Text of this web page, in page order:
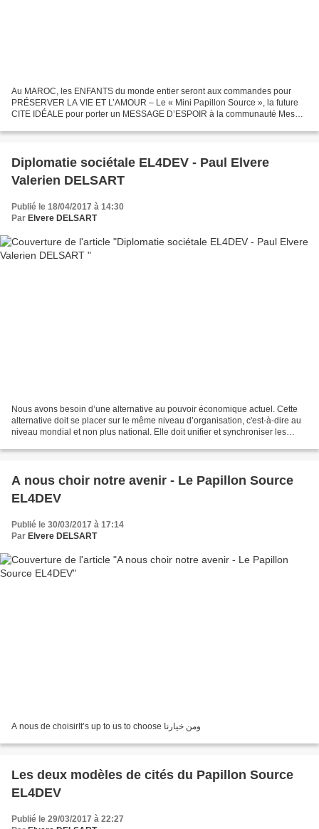
Au MAROC, les ENFANTS du monde entier seront aux commandes pour
PRÉSERVER LA VIE ET L’AMOUR – Le « Mini Papillon Source », la future
CITE IDÉALE pour porter un MESSAGE D’ESPOIR à la communauté Mes
Diplomatie sociétale EL4DEV - Paul Elvere
Valerien DELSART
Publié le 18/04/2017 à 14:30
Par Elvere DELSART
Nous avons besoin d’une alternative au pouvoir économique actuel. Cette
alternative doit se placer sur le même niveau d’organisation, c'est-à-dire au
niveau mondial et non plus national. Elle doit unifier et synchroniser les
A nous choir notre avenir - Le Papillon Source
EL4DEV
Publié le 30/03/2017 à 17:14
Par Elvere DELSART
A nous de choisirIt’s up to us to choose ومن خيارنا
Les deux modèles de cités du Papillon Source
EL4DEV
Publié le 29/03/2017 à 22:27